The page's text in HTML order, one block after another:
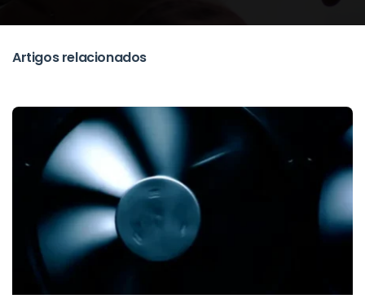
Artigos relacionados